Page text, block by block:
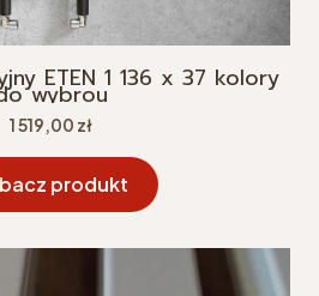
ETEN 1 136 x 37 kolory
wybrou
Cena
1 519,00 zł
produkt